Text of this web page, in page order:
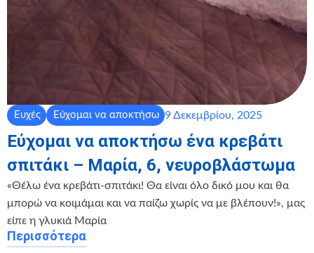
Ευχές Εύχομαι να αποκτήσω 9 Δεκεμβρίου, 2025
Εύχομαι να αποκτήσω ένα κρεβάτι
σπιτάκι – Μαρία, 6, νευροβλάστωμα
️«Θέλω ένα κρεβάτι-σπιτάκι! Θα είναι όλο δικό μου και θα
μπορώ να κοιμάμαι και να παίζω χωρίς να με βλέπουν!», μας
είπε η γλυκιά Μαρία
Περισσότερα